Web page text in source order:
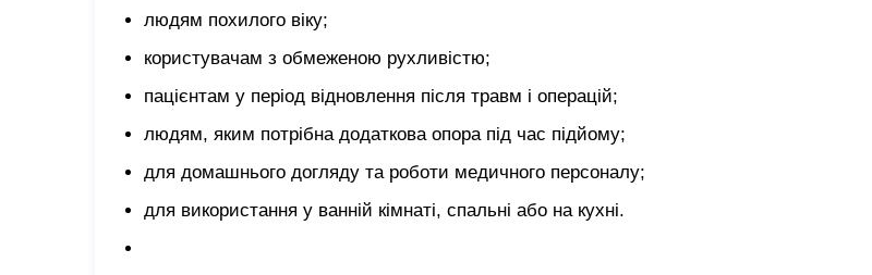
людям похилого віку;
користувачам з обмеженою рухливістю;
пацієнтам у період відновлення після травм і операцій;
людям, яким потрібна додаткова опора під час підйому;
для домашнього догляду та роботи медичного персоналу;
для використання у ванній кімнаті, спальні або на кухні.